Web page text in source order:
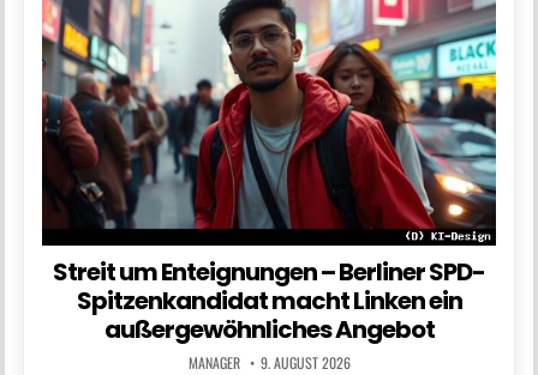
Streit um Enteignungen – Berliner SPD-
Spitzenkandidat macht Linken ein
außergewöhnliches Angebot
MANAGER 9. AUGUST 2026